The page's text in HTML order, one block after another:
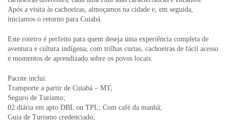
Após a visita às cachoeiras, almoçamos na cidade e, em seguida,
iniciamos o retorno para Cuiabá.
Este roteiro é perfeito para quem deseja uma experiência completa de
aventura e cultura indígena, com trilhas curtas, cachoeiras de fácil acesso
e momentos de aprendizado sobre os povos locais.
Pacote inclui:
Transporte a partir de Cuiabá – MT;
Seguro de Turismo;
02 diária em apto DBL ou TPL; Com café da manhã;
Guia de Turismo credenciado;